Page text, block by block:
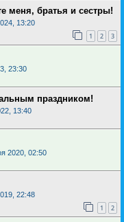
меня, братья и сестры!
13:20
1 2 3
23:30
праздником!
13:40
2020, 02:50
22:48
1 2